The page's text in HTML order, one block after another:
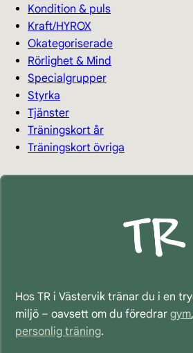
Kondition & puls
Kraft/HYROX
Okategoriserade
Rörlighet & Mind
Specialgrupper
Styrka
Tjänster
Träningskort år
Träningskort övriga
Hos TR i Västervik tränar du i en
miljö – oavsett om du föredrar gym,
personlig träning.